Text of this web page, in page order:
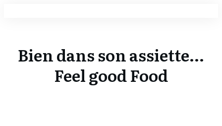
Bien dans son assiette...
Feel good Food